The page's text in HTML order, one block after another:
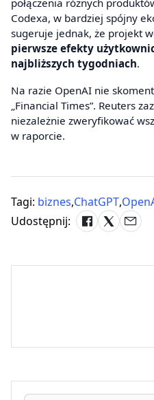
Codexa, w bardziej spójny
sugeruje jednak, że projekt
pierwsze efekty
najbliższych tygodniach.
Na razie OpenAI nie
„Financial Times”. Reuters
niezależnie zweryfikować
w raporcie.
Tagi: biznes,ChatGPT,
Udostępnij: